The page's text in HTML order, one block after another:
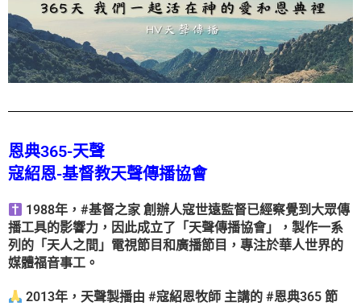
恩典365-天聲
寇紹恩-基督教天聲傳播協會
1988年，#基督之家 創辦人寇世遠監督已經察覺到大眾傳
播工具的影響力，因此成立了「天聲傳播協會」，製作一系
列的「天人之間」電視節目和廣播節目，專注於華人世界的
媒體福音事工。
2013年，天聲製播由 #寇紹恩牧師 主講的 #恩典365 節